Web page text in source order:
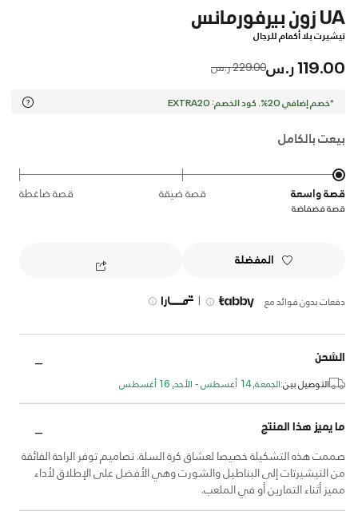
UA زون بيرفورمانس
تيشيرت بلا أكمام للرجال
119.00 ر.س Price reduced from
229.00 ر.س to
*خصم إضافي 20%. كود الخصم: EXTRA20
بيعت بالكامل
قصة واسعة قصة ضيقة قصة ضاغطة
قصة فضفاضة
المفضلة
دفعات بدون فوائد مع |
الشحن
التوصيل بين:الجمعة, 14 أغسطس - الأحد, 16 أغسطس
ما يميز هذا المنتج
صممت هذه التشكيلة خصيصا لعشاق كرة السلة. تصاميم توفر الراحة الفائقة
من التيشيرتات إلى البناطيل والشورت وهي الأفضل على الإطلاق لأداء
مميز أثناء التمارين أو في الملعب.